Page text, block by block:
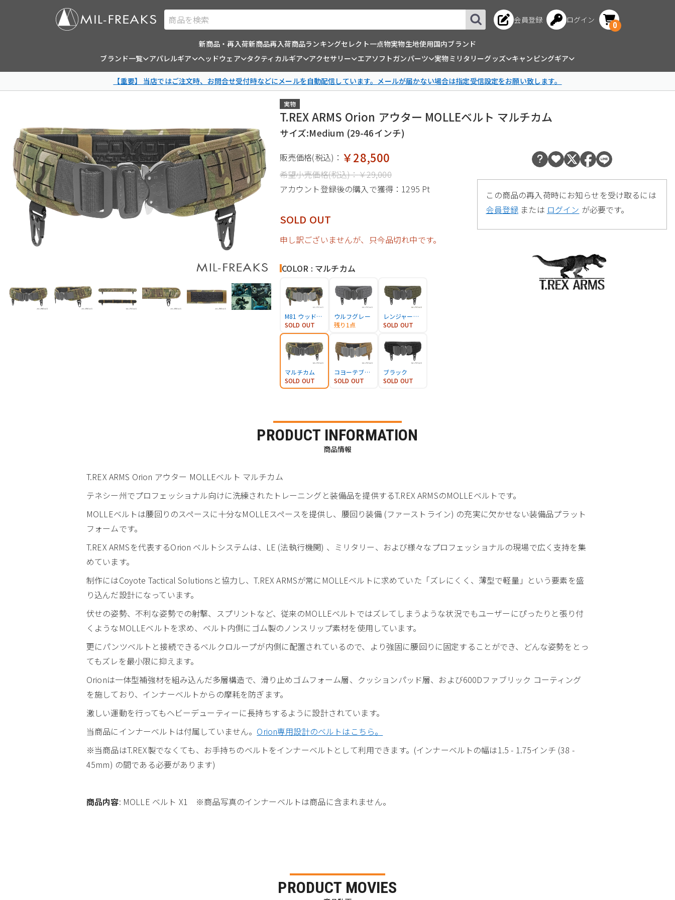
商品を検索 会員登録 ログイン
0
新商品・再入荷新商品再入荷商品ランキングセレクト一点物実物生地使用国内ブランド
ブランド一覧
アパレルギア ヘッドウェア タクティカルギア アクセサリー エアソフトガンパーツ 実物ミリタリーグッズ キャンピングギア
【重要】 当店ではご注文時、お問合せ受付時などにメールを自動配信しています。メールが届かない場合は指定受信設定をお願い致します。
実物
T.REX ARMS Orion アウター MOLLEベルト マルチカム
サイズ:Medium (29-46インチ)
販売価格(税込)： ￥28,500
希望小売価格(税込)：￥29,000
アカウント登録後の購入で獲得： 1295 Pt
SOLD OUT
申し訳ございませんが、只今品切れ中です。
COLOR : マルチカム
M81 ウッドランド
SOLD OUT
ウルフグレー
残り1点
レンジャーグリーン
SOLD OUT
マルチカム
SOLD OUT
コヨーテブラウン
SOLD OUT
ブラック
SOLD OUT
この商品の再入荷時にお知らせを受け取るには
会員登録 または ログイン が必要です。
PRODUCT INFORMATION
商品情報
T.REX ARMS Orion アウター MOLLEベルト マルチカム
テネシー州でプロフェッショナル向けに洗練されたトレーニングと装備品を提供するT.REX ARMSのMOLLEベルトです。
MOLLEベルトは腰回りのスペースに十分なMOLLEスペースを提供し、腰回り装備 (ファーストライン) の充実に欠かせない装備品プラット
フォームです。
T.REX ARMSを代表するOrion ベルトシステムは、LE (法執行機関) 、ミリタリー、および様々なプロフェッショナルの現場で広く支持を集
めています。
制作にはCoyote Tactical Solutionsと協力し、T.REX ARMSが常にMOLLEベルトに求めていた「ズレにくく、薄型で軽量」という要素を盛
り込んだ設計になっています。
伏せの姿勢、不利な姿勢での射撃、スプリントなど、従来のMOLLEベルトではズレてしまうような状況でもユーザーにぴったりと張り付
くようなMOLLEベルトを求め、ベルト内側にゴム製のノンスリップ素材を使用しています。
更にパンツベルトと接続できるベルクロループが内側に配置されているので、より強固に腰回りに固定することができ、どんな姿勢をとっ
てもズレを最小限に抑えます。
Orionは一体型補強材を組み込んだ多層構造で、滑り止めゴムフォーム層、クッションパッド層、および600Dファブリック コーティング
を施しており、インナーベルトからの摩耗を防ぎます。
激しい運動を行ってもヘビーデューティーに長持ちするように設計されています。
当商品にインナーベルトは付属していません。 Orion専用設計のベルトはこちら。
※当商品はT.REX製でなくても、お手持ちのベルトをインナーベルトとして利用できます。(インナーベルトの幅は1.5 - 1.75インチ (38 -
45mm) の間である必要があります)
商品内容: MOLLE ベルト X1 ※商品写真のインナーベルトは商品に含まれません。
PRODUCT MOVIES